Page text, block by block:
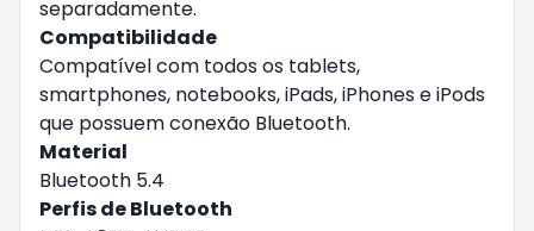
separadamente.
Compatibilidade
Compatível com todos os tablets,
smartphones, notebooks, iPads, iPhones e iPods
que possuem conexão Bluetooth.
Material
Bluetooth 5.4
Perfis de Bluetooth